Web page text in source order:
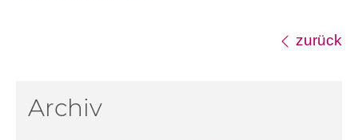
zurück
Archiv